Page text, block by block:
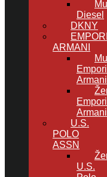
Diesel
DKNY
ARMANI
Armani
Armani
U.S.
POLO
ASSN
U.S.